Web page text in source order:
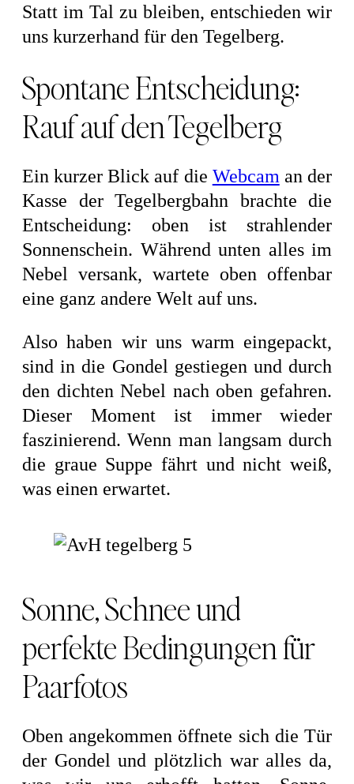
Statt im Tal zu bleiben, entschieden wir
uns kurzerhand für den Tegelberg.
Spontane Entscheidung:
Rauf auf den Tegelberg
Ein kurzer Blick auf die Webcam an der
Kasse der Tegelbergbahn brachte die
Entscheidung: oben ist strahlender
Sonnenschein. Während unten alles im
Nebel versank, wartete oben offenbar
eine ganz andere Welt auf uns.
Also haben wir uns warm eingepackt,
sind in die Gondel gestiegen und durch
den dichten Nebel nach oben gefahren.
Dieser Moment ist immer wieder
faszinierend. Wenn man langsam durch
die graue Suppe fährt und nicht weiß,
was einen erwartet.
Sonne, Schnee und
perfekte Bedingungen für
Paarfotos
Oben angekommen öffnete sich die Tür
der Gondel und plötzlich war alles da,